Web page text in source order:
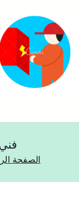
الصفحة